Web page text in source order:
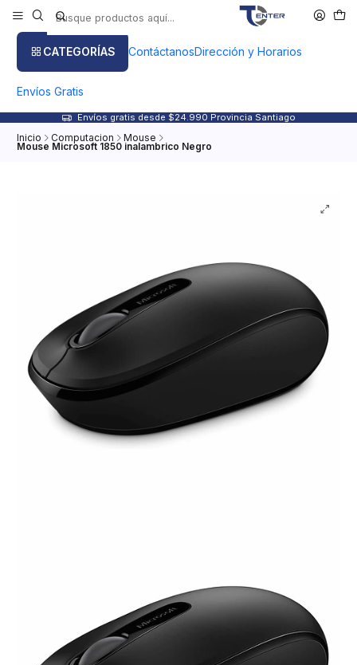
CATEGORÍAS ContáctanosDirección y Horarios
Envíos Gratis
Envíos gratis desde $24.990 Provincia Santiago
Inicio Computacion Mouse
Mouse Microsoft 1850 inalambrico Negro